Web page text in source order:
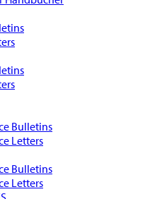
Bulletins
Letters
Bulletins
Letters